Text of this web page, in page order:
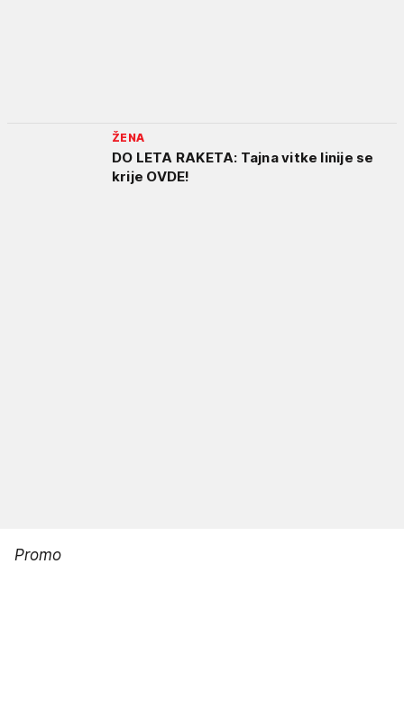
ŽENA
DO LETA RAKETA: Tajna vitke linije se
krije OVDE!
Promo